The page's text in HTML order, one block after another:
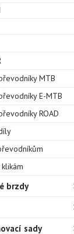
MTB
E-MTB
ROAD
brzdy
sady